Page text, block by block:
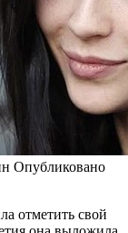
Опубликовано
отметить свой